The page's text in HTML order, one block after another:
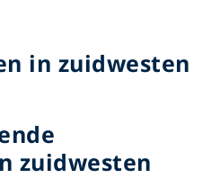
in zuidwesten
zuidwesten